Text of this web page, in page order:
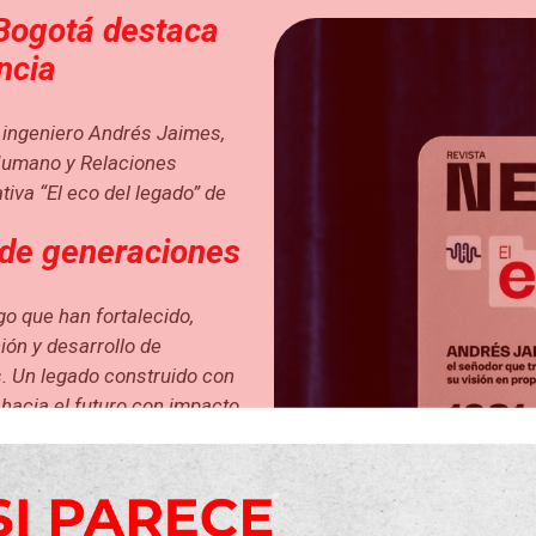
destaca
Andrés Jaimes,
y Relaciones
“El eco del legado” de
generaciones
que han fortalecido,
y desarrollo de
legado construido con
el futuro con impacto